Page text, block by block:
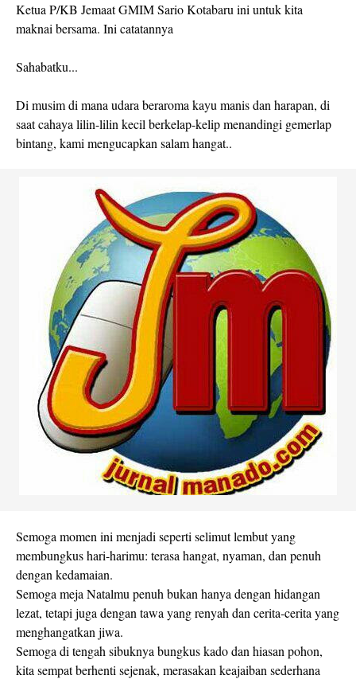
Ketua P/KB Jemaat GMIM Sario Kotabaru ini untuk kita
maknai bersama. Ini catatannya
Sahabatku...
Di musim di mana udara beraroma kayu manis dan harapan, di
saat cahaya lilin-lilin kecil berkelap-kelip menandingi gemerlap
bintang, kami mengucapkan salam hangat..
Semoga momen ini menjadi seperti selimut lembut yang
membungkus hari-harimu: terasa hangat, nyaman, dan penuh
dengan kedamaian.
Semoga meja Natalmu penuh bukan hanya dengan hidangan
lezat, tetapi juga dengan tawa yang renyah dan cerita-cerita yang
menghangatkan jiwa.
Semoga di tengah sibuknya bungkus kado dan hiasan pohon,
kita sempat berhenti sejenak, merasakan keajaiban sederhana